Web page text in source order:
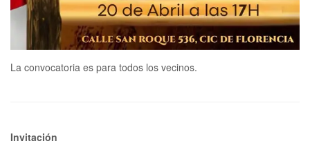
La convocatoria es para todos los vecinos.
Invitación